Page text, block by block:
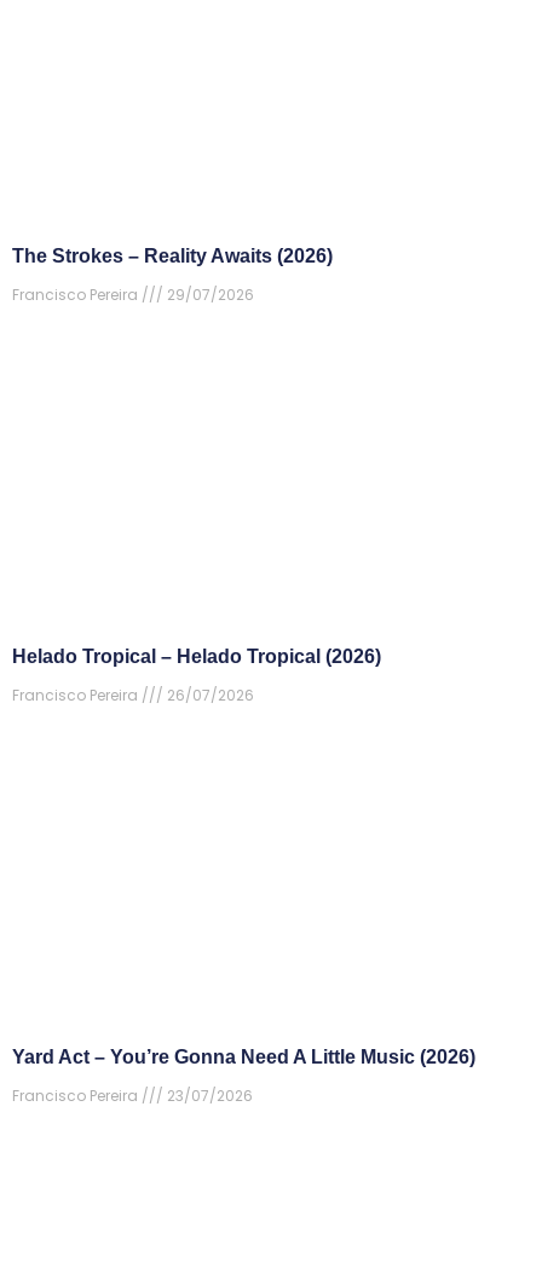
The Strokes – Reality Awaits (2026)
Francisco Pereira
29/07/2026
Helado Tropical – Helado Tropical (2026)
Francisco Pereira
26/07/2026
Yard Act – You’re Gonna Need A Little Music (2026)
Francisco Pereira
23/07/2026